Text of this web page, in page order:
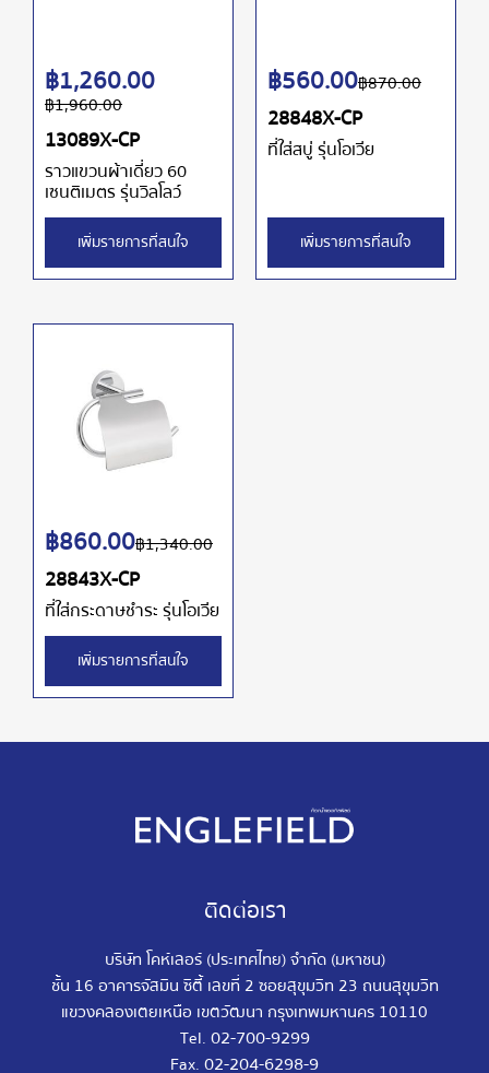
13089X-CP
ราวแขวนผ้าเดี่ยว 60
เซนติเมตร รุ่นวิลโลว์
฿1,960.00
฿1,260.00
เพิ่มรายการที่สนใจ
28848X-CP
ที่ใส่สบู่ รุ่นโอเวีย
฿870.00
฿560.00
เพิ่มรายการที่สนใจ
28843X-CP
ที่ใส่กระดาษชำระ รุ่นโอเวีย
฿1,340.00
฿860.00
เพิ่มรายการที่สนใจ
ติดต่อเรา
บริษัท โคห์เลอร์ (ประเทศไทย) จำกัด (มหาชน)
ชั้น 16 อาคารจัสมิน ซิตี้ เลขที่ 2 ซอยสุขุมวิท 23 ถนนสุขุมวิท
แขวงคลองเตยเหนือ เขตวัฒนา กรุงเทพมหานคร 10110
Tel. 02-700-9299
Fax. 02-204-6298-9